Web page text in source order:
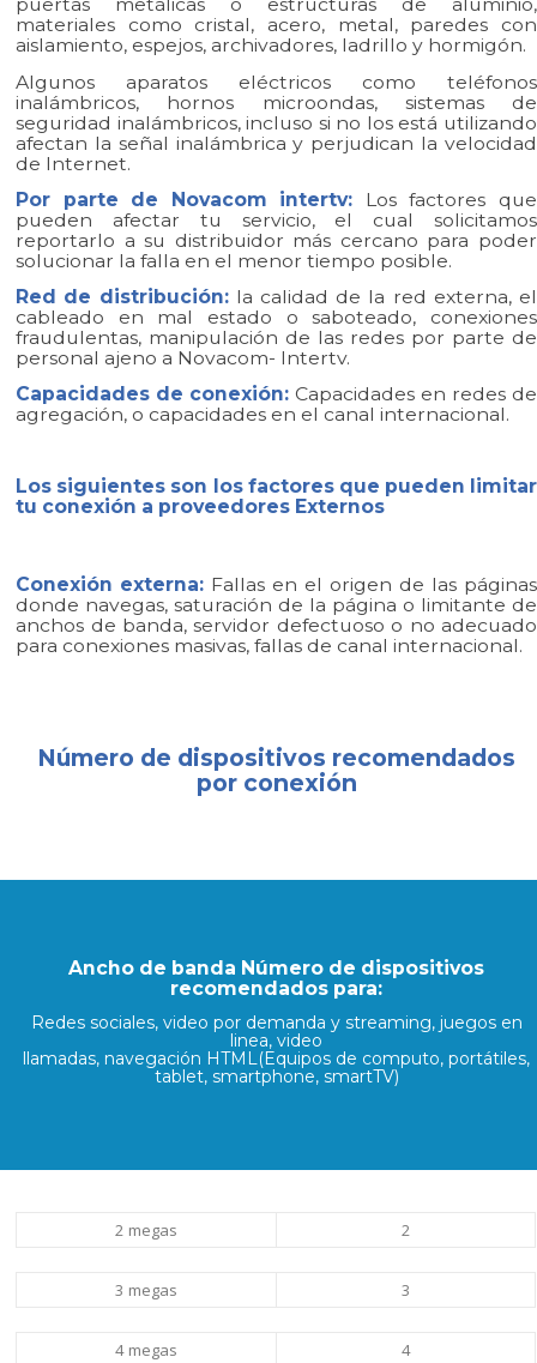
puertas metálicas o estructuras de aluminio,
materiales como cristal, acero, metal, paredes con
aislamiento, espejos, archivadores, ladrillo y hormigón.
Algunos aparatos eléctricos como teléfonos
inalámbricos, hornos microondas, sistemas de
seguridad inalámbricos, incluso si no los está utilizando
afectan la señal inalámbrica y perjudican la velocidad
de Internet.
Por parte de Novacom intertv: Los factores que
pueden afectar tu servicio, el cual solicitamos
reportarlo a su distribuidor más cercano para poder
solucionar la falla en el menor tiempo posible.
Red de distribución:la calidad de la red externa, el
cableado en mal estado o saboteado, conexiones
fraudulentas, manipulación de las redes por parte de
personal ajeno a Novacom- Intertv.
Capacidades de conexión: Capacidades en redes de
agregación, o capacidades en el canal internacional.
Los siguientes son los factores que pueden limitar
tu conexión a proveedores Externos
Conexión externa: Fallas en el origen de las páginas
donde navegas, saturación de la página o limitante de
anchos de banda, servidor defectuoso o no adecuado
para conexiones masivas, fallas de canal internacional.
Número de dispositivos recomendados
por conexión
Ancho de banda Número de dispositivos
recomendados para:
Redes sociales, video por demanda y streaming, juegos en
linea, video
llamadas, navegación HTML(Equipos de computo, portátiles,
tablet, smartphone, smartTV)
2 megas 2
3 megas 3
4 megas 4